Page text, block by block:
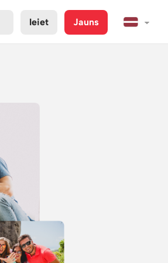
Ieiet Jauns